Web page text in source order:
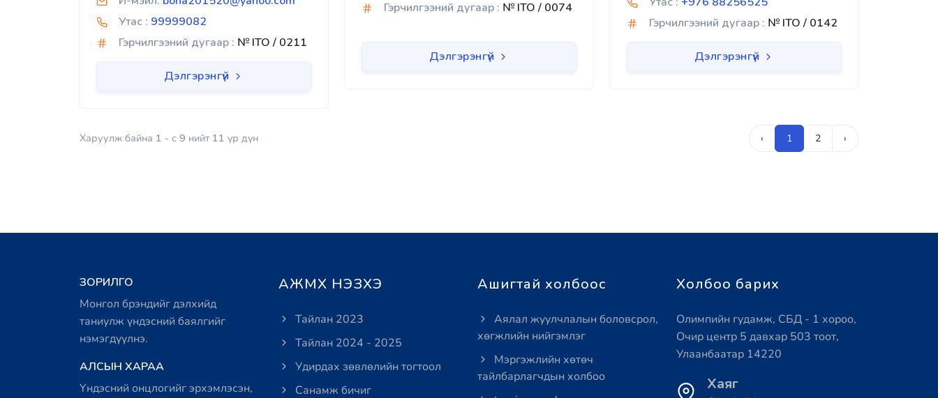
Утас : 99999082
Гэрчилгээний дугаар : № ITO / 0211
Дэлгэрэнгүй
Гэрчилгээний дугаар : № ITO / 0074
Дэлгэрэнгүй
Гэрчилгээний дугаар : № ITO / 0142
Дэлгэрэнгүй
Харуулж байна 1 - с 9 нийт 11 үр дүн ‹ 1 2 ›
ЗОРИЛГО
Монгол брэндийг дэлхийд
таниулж үндэсний баялгийг
нэмэгдүүлнэ.
АЛСЫН ХАРАА
Үндэсний онцлогийг эрхэмлэсэн,
АЖМХ НЭЗХЭ
Тайлан 2023
Тайлан 2024 - 2025
Удирдах зөвлөлийн тогтоол
Санамж бичиг
Ашигтай холбоос
Аялал жуулчлалын боловсрол,
хөгжлийн нийгэмлэг
Мэргэжлийн хөтөч
тайлбарлагчдын холбоо
Холбоо барих
Олимпийн гудамж, СБД - 1 хороо,
Очир центр 5 давхар 503 тоот,
Улаанбаатар 14220
Хаяг